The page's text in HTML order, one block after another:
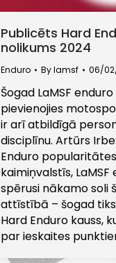
Publicēts Hard
nolikums 2024
Enduro Bylamsf 06/
Šogad LaMSF
pievienojies
ir arī atbildīgā
disciplīnu. Artūrs
Enduro
kaimiņvalstīs,
spērusi nākamo soli
attīstībā – šogad
Hard Enduro kauss,
par ieskaites